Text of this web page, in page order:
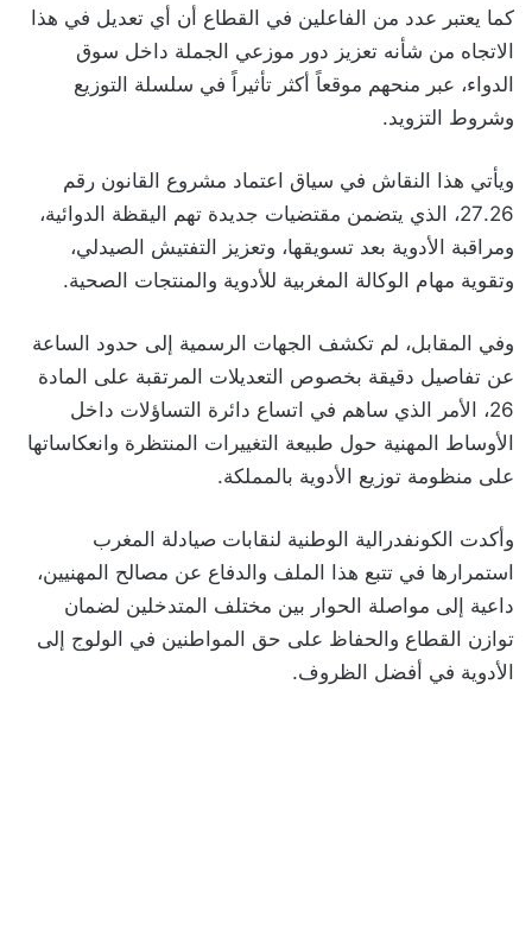
كما يعتبر عدد من الفاعلين في القطاع أن أي تعديل في هذا
الاتجاه من شأنه تعزيز دور موزعي الجملة داخل سوق
الدواء، عبر منحهم موقعاً أكثر تأثيراً في سلسلة التوزيع
وشروط التزويد.
ويأتي هذا النقاش في سياق اعتماد مشروع القانون رقم
27.26، الذي يتضمن مقتضيات جديدة تهم اليقظة الدوائية،
ومراقبة الأدوية بعد تسويقها، وتعزيز التفتيش الصيدلي،
وتقوية مهام الوكالة المغربية للأدوية والمنتجات الصحية.
وفي المقابل، لم تكشف الجهات الرسمية إلى حدود الساعة
عن تفاصيل دقيقة بخصوص التعديلات المرتقبة على المادة
26، الأمر الذي ساهم في اتساع دائرة التساؤلات داخل
الأوساط المهنية حول طبيعة التغييرات المنتظرة وانعكاساتها
على منظومة توزيع الأدوية بالمملكة.
وأكدت الكونفدرالية الوطنية لنقابات صيادلة المغرب
استمرارها في تتبع هذا الملف والدفاع عن مصالح المهنيين،
داعية إلى مواصلة الحوار بين مختلف المتدخلين لضمان
توازن القطاع والحفاظ على حق المواطنين في الولوج إلى
الأدوية في أفضل الظروف.